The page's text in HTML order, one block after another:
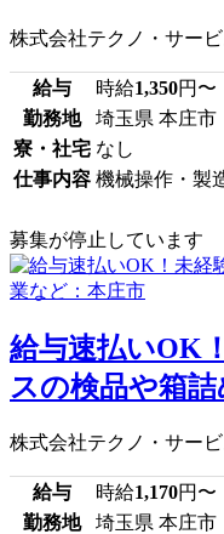
株式会社テクノ・サービ
給与 時給1,350円〜
勤務地
埼玉県 本庄市
寮・社宅 なし
仕事内容 機械操作・製
募集が停止しています
給与速払いOK
スの検品や箱
株式会社テクノ・サービ
給与 時給1,170円〜
勤務地
埼玉県 本庄市